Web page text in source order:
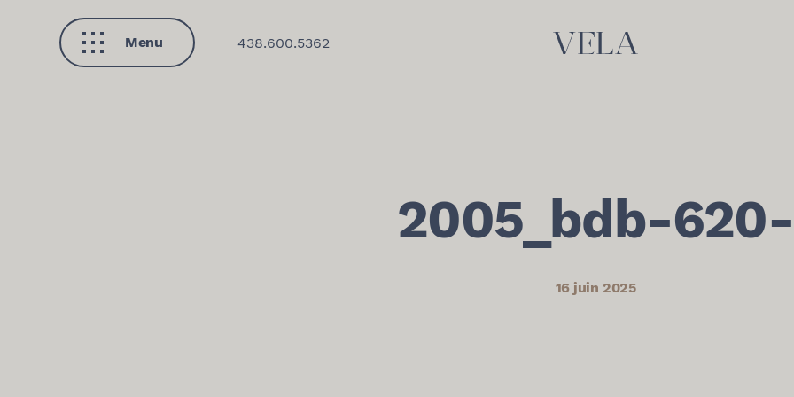
Menu
Fermer
438.600.5362
2005_bdb-620-
16 juin 2025